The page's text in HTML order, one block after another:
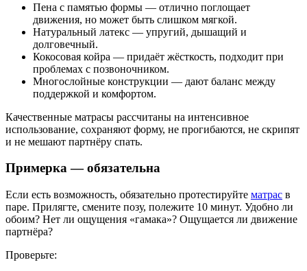
Пена с памятью формы — отлично поглощает
движения, но может быть слишком мягкой.
Натуральный латекс — упругий, дышащий и
долговечный.
Кокосовая койра — придаёт жёсткость, подходит при
проблемах с позвоночником.
Многослойные конструкции — дают баланс между
поддержкой и комфортом.
Качественные матрасы рассчитаны на интенсивное
использование, сохраняют форму, не прогибаются, не скрипят
и не мешают партнёру спать.
Примерка — обязательна
Если есть возможность, обязательно протестируйте матрас в
паре. Прилягте, смените позу, полежите 10 минут. Удобно ли
обоим? Нет ли ощущения «гамака»? Ощущается ли движение
партнёра?
Проверьте: